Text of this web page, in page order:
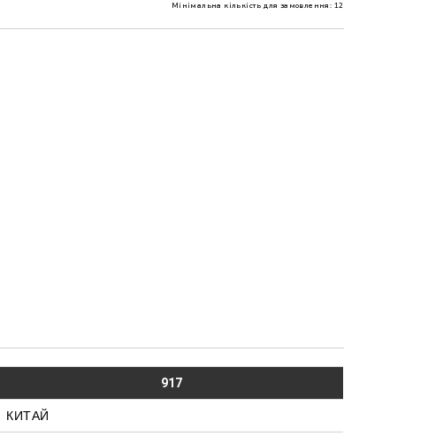
Мінімальна кількість для замовлення: 12
917
КИТАЙ